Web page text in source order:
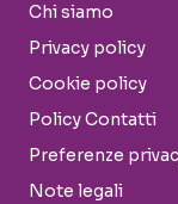
Chi siamo
Privacy policy
Cookie policy
Policy Contatti
Preferenze
Note legali